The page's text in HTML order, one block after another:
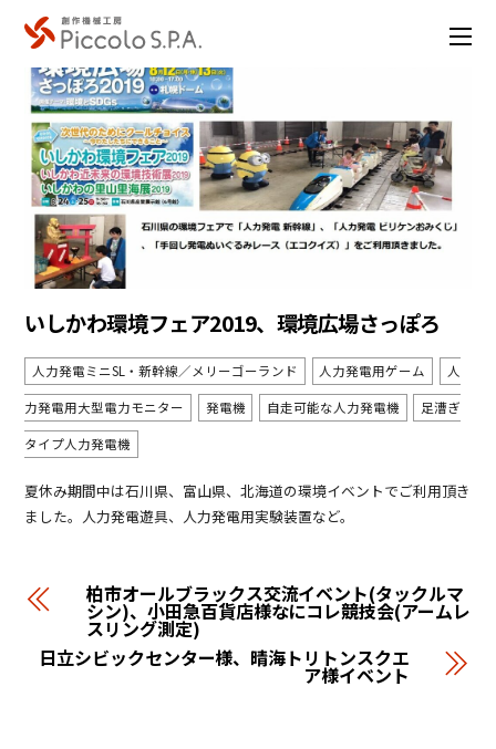
いしかわ環境フェア2019、環境広場さっぽろ
人力発電ミニSL・新幹線／メリーゴーランド 人力発電用ゲーム 人
力発電用大型電力モニター 発電機 自走可能な人力発電機 足漕ぎ
タイプ人力発電機
夏休み期間中は石川県、富山県、北海道の環境イベントでご利用頂き
ました。人力発電遊具、人力発電用実験装置など。
柏市オールブラックス交流イベント(タックルマ
シン)、小田急百貨店様なにコレ競技会(アームレ
スリング測定)
日立シビックセンター様、晴海トリトンスクエ
ア様イベント